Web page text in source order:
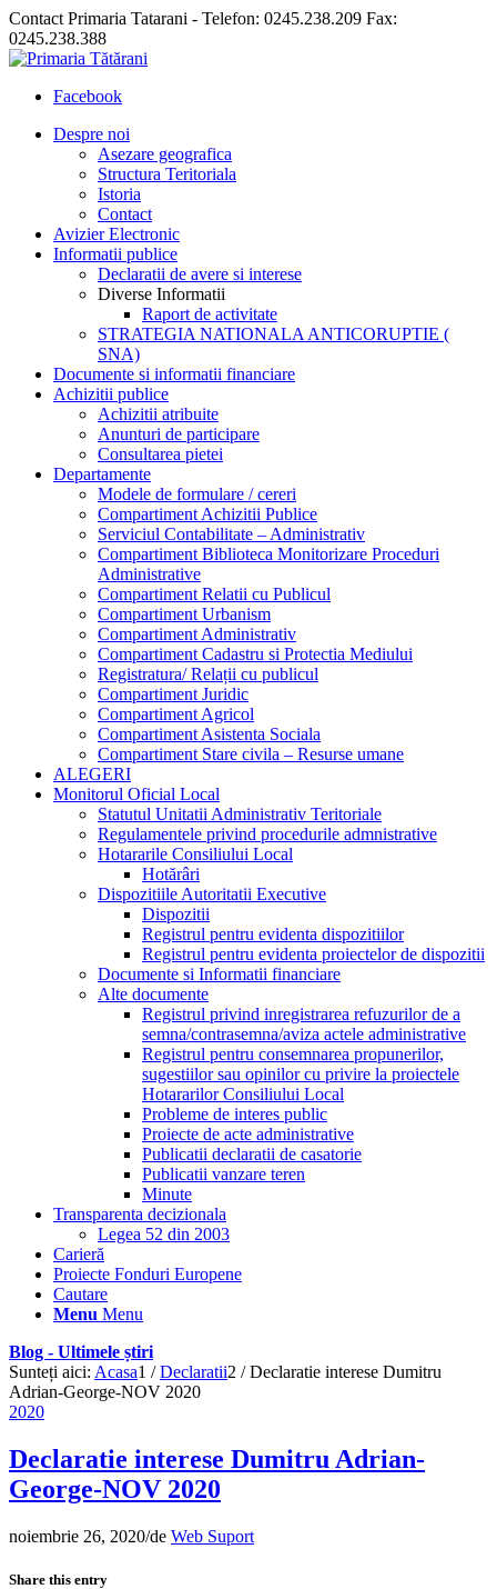
Contact Primaria Tatarani - Telefon: 0245.238.209 Fax:
0245.238.388
Facebook
Despre noi
Asezare geografica
Structura Teritoriala
Istoria
Contact
Avizier Electronic
Informatii publice
Declaratii de avere si interese
Diverse Informatii
Raport de activitate
STRATEGIA NATIONALA ANTICORUPTIE (
SNA)
Documente si informatii financiare
Achizitii publice
Achizitii atribuite
Anunturi de participare
Consultarea pietei
Departamente
Modele de formulare / cereri
Compartiment Achizitii Publice
Serviciul Contabilitate – Administrativ
Compartiment Biblioteca Monitorizare Proceduri
Administrative
Compartiment Relatii cu Publicul
Compartiment Urbanism
Compartiment Administrativ
Compartiment Cadastru si Protectia Mediului
Registratura/ Relații cu publicul
Compartiment Juridic
Compartiment Agricol
Compartiment Asistenta Sociala
Compartiment Stare civila – Resurse umane
ALEGERI
Monitorul Oficial Local
Statutul Unitatii Administrativ Teritoriale
Regulamentele privind procedurile admnistrative
Hotararile Consiliului Local
Hotărâri
Dispozitiile Autoritatii Executive
Dispozitii
Registrul pentru evidenta dispozitiilor
Registrul pentru evidenta proiectelor de dispozitii
Documente si Informatii financiare
Alte documente
Registrul privind inregistrarea refuzurilor de a
semna/contrasemna/aviza actele administrative
Registrul pentru consemnarea propunerilor,
sugestiilor sau opinilor cu privire la proiectele
Hotararilor Consiliului Local
Probleme de interes public
Proiecte de acte administrative
Publicatii declaratii de casatorie
Publicatii vanzare teren
Minute
Transparenta decizionala
Legea 52 din 2003
Carieră
Proiecte Fonduri Europene
Cautare
Menu Menu
Blog - Ultimele știri
Sunteți aici: Acasa1 / Declaratii2 / Declaratie interese Dumitru
Adrian-George-NOV 2020
2020
Declaratie interese Dumitru Adrian-
George-NOV 2020
noiembrie 26, 2020/de Web Suport
Share this entry